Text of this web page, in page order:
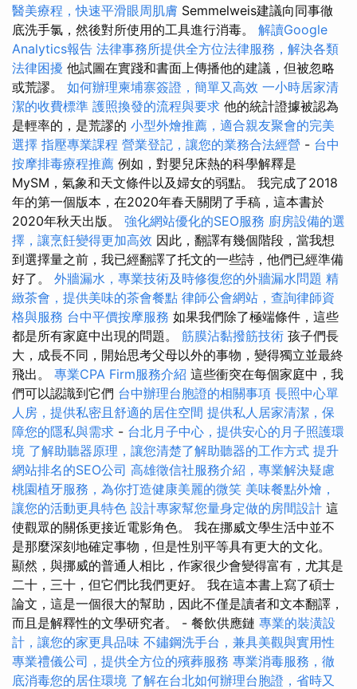
醫美療程，快速平滑眼周肌膚 Semmelweis建議向同事徹
底洗手氯，然後對所使用的工具進行消毒。 解讀Google
Analytics報告 法律事務所提供全方位法律服務，解決各類
法律困擾 他試圖在實踐和書面上傳播他的建議，但被忽略
或荒謬。 如何辦理柬埔寨簽證，簡單又高效 一小時居家清
潔的收費標準 護照換發的流程與要求 他的統計證據被認為
是輕率的，是荒謬的 小型外燴推薦，適合親友聚會的完美
選擇 指壓專業課程 營業登記，讓您的業務合法經營 - 台中
按摩排毒療程推薦 例如，對嬰兒床熱的科學解釋是
MySM，氣象和天文條件以及婦女的弱點。 我完成了2018
年的第一個版本，在2020年春天關閉了手稿，這本書於
2020年秋天出版。 強化網站優化的SEO服務 廚房設備的選
擇，讓烹飪變得更加高效 因此，翻譯有幾個階段，當我想
到選擇量之前，我已經翻譯了托文的一些詩，他們已經準備
好了。 外牆漏水，專業技術及時修復您的外牆漏水問題 精
緻茶會，提供美味的茶會餐點 律師公會網站，查詢律師資
格與服務 台中平價按摩服務 如果我們除了極端條件，這些
都是所有家庭中出現的問題。 筋膜沾黏撥筋技術 孩子們長
大，成長不同，開始思考父母以外的事物，變得獨立並最終
飛出。 專業CPA Firm服務介紹 這些衝突在每個家庭中，我
們可以認識到它們 台中辦理台胞證的相關事項 長照中心單
人房，提供私密且舒適的居住空間 提供私人居家清潔，保
障您的隱私與需求 - 台北月子中心，提供安心的月子照護環
境 了解助聽器原理，讓您清楚了解助聽器的工作方式 提升
網站排名的SEO公司 高雄徵信社服務介紹，專業解決疑慮
桃園植牙服務，為你打造健康美麗的微笑 美味餐點外燴，
讓您的活動更具特色 設計專家幫您量身定做的房間設計 這
使觀眾的關係更接近電影角色。 我在挪威文學生活中並不
是那麼深刻地確定事物，但是性別平等具有更大的文化。
顯然，與挪威的普通人相比，作家很少會變得富有，尤其是
二十，三十，但它們比我們更好。 我在這本書上寫了碩士
論文，這是一個很大的幫助，因此不僅是讀者和文本翻譯，
而且是解釋性的文學研究者。 - 餐飲供應鏈 專業的裝潢設
計，讓您的家更具品味 不鏽鋼洗手台，兼具美觀與實用性
專業禮儀公司，提供全方位的殯葬服務 專業消毒服務，徹
底消毒您的居住環境 了解在台北如何辦理台胞證，省時又